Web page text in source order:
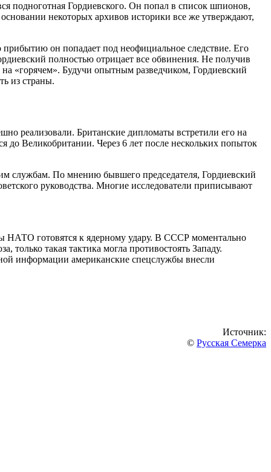
подноготная Гордиевского. Он попал в список шпионов,
некоторых архивов историки все же утверждают,
он попадает под неофициальное следствие. Его
полностью отрицает все обвинения. Не получив
«горячем». Будучи опытным разведчиком, Гордиевский
из страны.
реализовали. Британские дипломаты встретили его на
Великобритании. Через 6 лет после нескольких попыток
службам. По мнению бывшего председателя, Гордиевский
руководства. Многие исследователи приписывают
НАТО готовятся к ядерному удару. В СССР моментально
такая тактика могла противостоять Западу.
информации американские спецслужбы внесли
Источник:
© Русская Семерка